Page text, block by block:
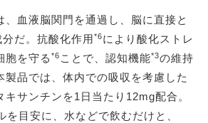
、血液脳関門を通過し、脳に直接と
分だ。抗酸化作用*6により酸化ストレ
胞を守る *6 ことで、認知機能*3の維持
製品では、体内での吸収を考慮した
サンチンを1日当たり12mg配合。
を目安に、水などで飲むだけと、